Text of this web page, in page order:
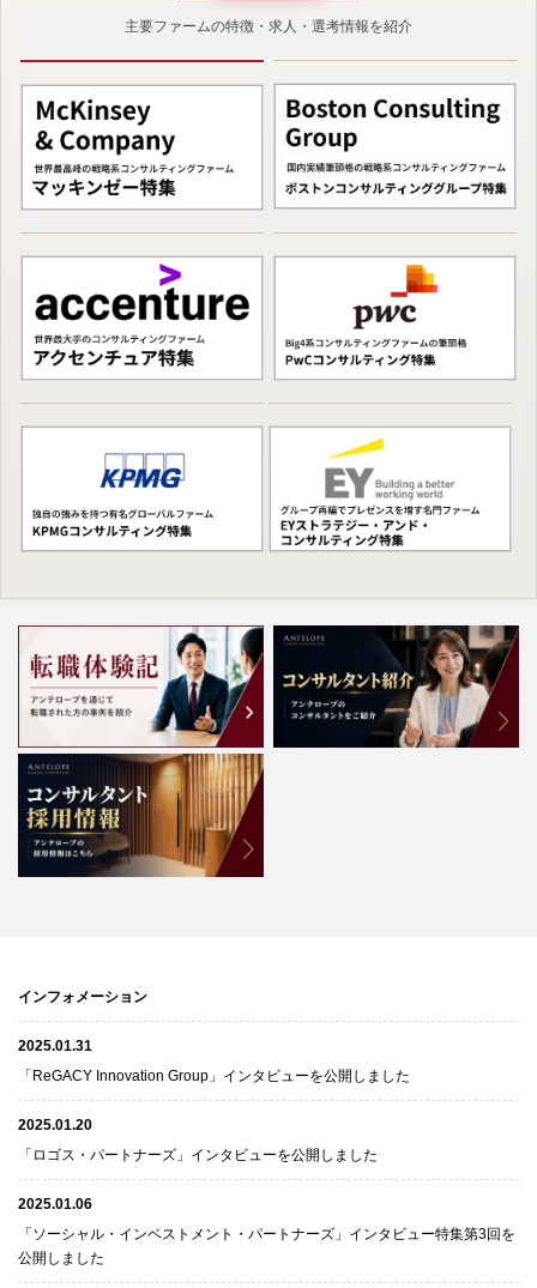
主要ファームの特徴・求人・選考情報を紹介
インフォメーション
2025.01.31
「ReGACY Innovation Group」インタビューを公開しました
2025.01.20
「ロゴス・パートナーズ」インタビューを公開しました
2025.01.06
「ソーシャル・インベストメント・パートナーズ」インタビュー特集第3回を
公開しました